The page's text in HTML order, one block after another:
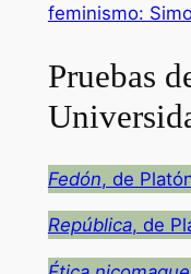
feminismo:
Pruebas
Fedón, de
República, de